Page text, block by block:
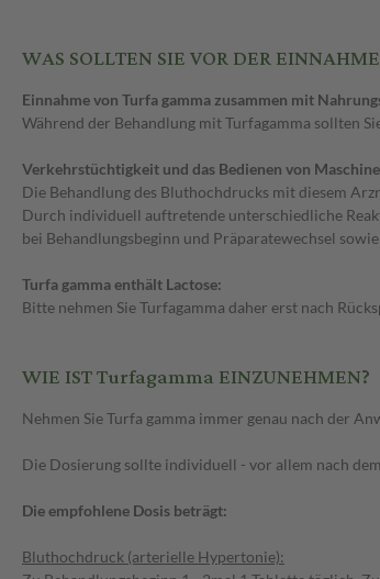
WAS SOLLTEN SIE VOR DER
Einnahme von Turfa gamma zusammen mit
Während der Behandlung mit Turfagamma sollten
Verkehrstüchtigkeit und das Bedienen von
Die Behandlung des Bluthochdrucks mit diesem
Durch individuell auftretende unterschiedliche
bei Behandlungsbeginn und Präparatewechsel
Turfa gamma enthält Lactose:
Bitte nehmen Sie Turfagamma daher erst nach
WIE IST Turfagamma EINZUNEHMEN?
Nehmen Sie Turfa gamma immer genau nach der
Die Dosierung sollte individuell - vor allem nach
Die empfohlene Dosis beträgt:
Bluthochdruck (arterielle Hypertonie):